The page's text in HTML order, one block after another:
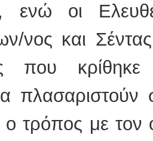
ενώ οι
νος και
που κρίθηκε
πλασαριστούν
τρόπος με τον